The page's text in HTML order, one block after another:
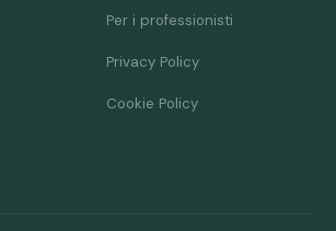
Per i professionisti
Privacy Policy
Cookie Policy